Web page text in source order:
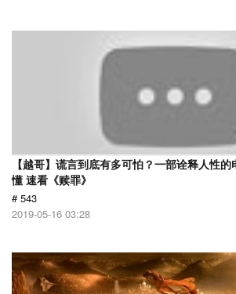
【越哥】谎言到底有多可怕？一部诠释人性
懂 速看《赎罪》
# 543
2019-05-16 03:28